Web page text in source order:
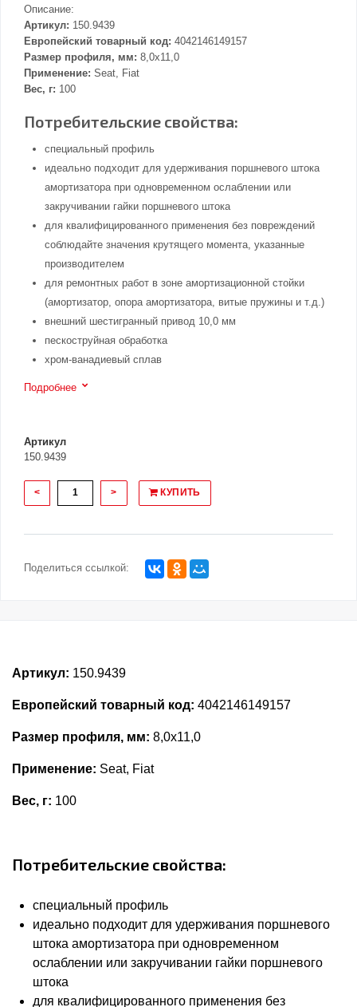
Описание:
Артикул: 150.9439
Европейский товарный код: 4042146149157
Размер профиля, мм: 8,0x11,0
Применение: Seat, Fiat
Вес, г: 100
Потребительские свойства:
специальный профиль
идеально подходит для удерживания поршневого штока
амортизатора при одновременном ослаблении или
закручивании гайки поршневого штока
для квалифицированного применения без повреждений
соблюдайте значения крутящего момента, указанные
производителем
для ремонтных работ в зоне амортизационной стойки
(амортизатор, опора амортизатора, витые пружины и т.д.)
внешний шестигранный привод 10,0 мм
пескоструйная обработка
хром-ванадиевый сплав
Подробнее
Артикул
150.9439
< > КУПИТЬ
Поделиться ссылкой:
Артикул: 150.9439
Европейский товарный код: 4042146149157
Размер профиля, мм: 8,0x11,0
Применение: Seat, Fiat
Вес, г: 100
Потребительские свойства:
специальный профиль
идеально подходит для удерживания поршневого
штока амортизатора при одновременном
ослаблении или закручивании гайки поршневого
штока
для квалифицированного применения без